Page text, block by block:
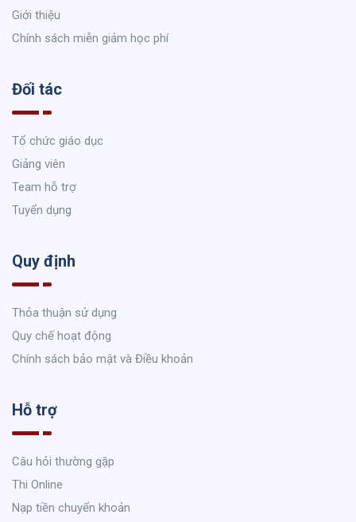
Giới thiệu
Chính sách miễn giảm học phí
Đối tác
Tổ chức giáo dục
Giảng viên
Team hỗ trợ
Tuyển dụng
Quy định
Thỏa thuận sử dụng
Quy chế hoạt động
Chính sách bảo mật và Điều khoản
Hỗ trợ
Câu hỏi thường gặp
Thi Online
Nạp tiền chuyển khoản